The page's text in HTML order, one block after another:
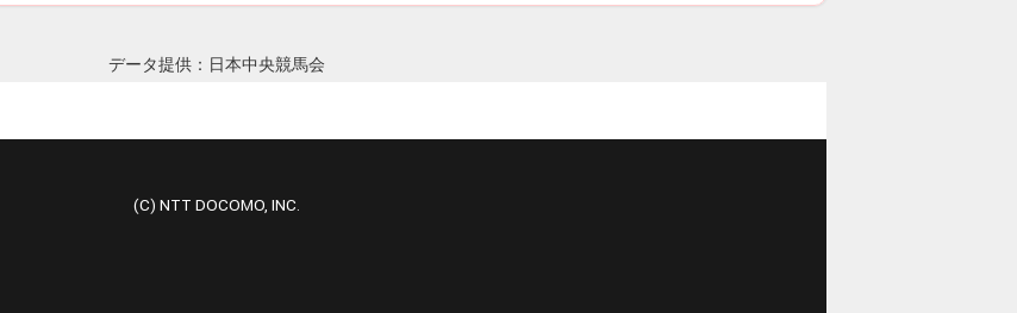
データ提供：日本中央競馬会
(C) NTT DOCOMO, INC.